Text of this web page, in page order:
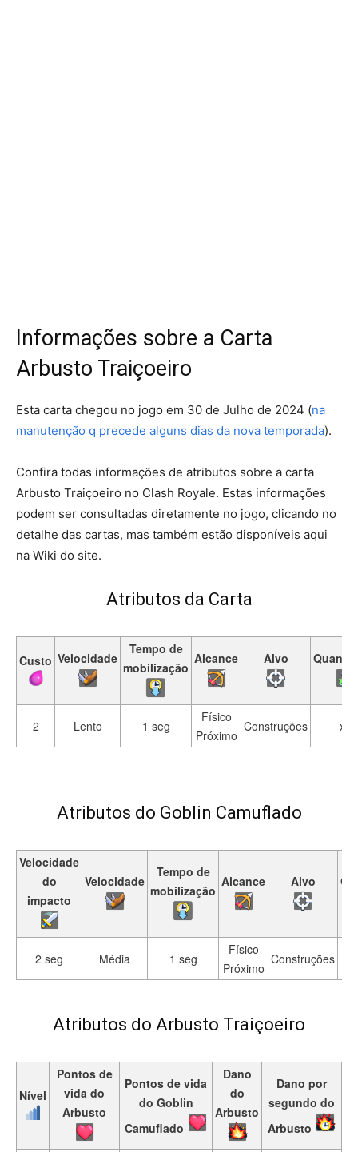
Informações sobre a Carta
Arbusto Traiçoeiro
Esta carta chegou no jogo em 30 de Julho de 2024 (na
manutenção q precede alguns dias da nova temporada).
Confira todas informações de atributos sobre a carta
Arbusto Traiçoeiro no Clash Royale. Estas informações
podem ser consultadas diretamente no jogo, clicando no
detalhe das cartas, mas também estão disponíveis aqui
na Wiki do site.
Atributos da Carta
Custo Velocidade
Tempo de
mobilização
Alcance Alvo
2 Lento 1 seg
Físico
Próximo
Construções x1
Atributos do Goblin Camuflado
Velocidade
do
impacto
Velocidade
Tempo de
mobilização
Alcance Alvo
2 seg Média 1 seg
Físico
Próximo
Construções
Atributos do Arbusto Traiçoeiro
Nível
Pontos de
vida do
Arbusto
Pontos de vida
do Goblin
Camuflado
Dano
do
Arbusto
Dano por
segundo do
Arbusto